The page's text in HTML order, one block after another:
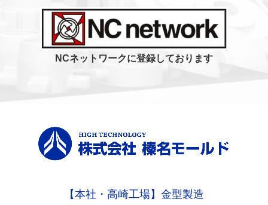
NCネットワークに登録しております
【本社・高崎工場】金型製造